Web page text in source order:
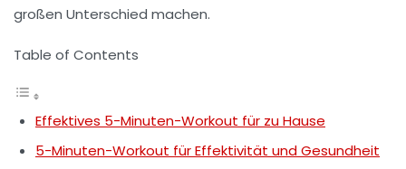
großen Unterschied machen.
Table of Contents
Effektives 5-Minuten-Workout für zu Hause
5-Minuten-Workout für Effektivität und Gesundheit